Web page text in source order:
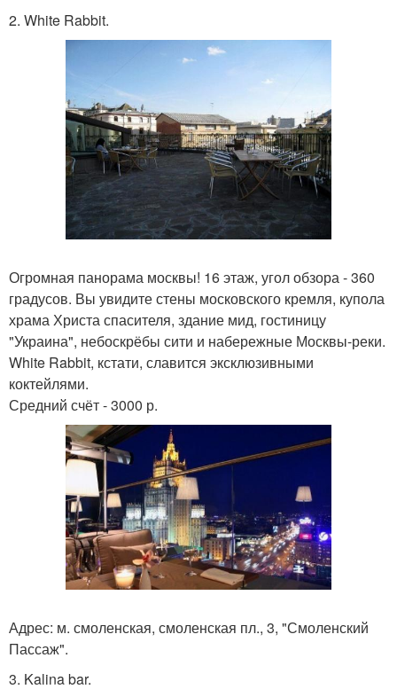
2. White Rabbit.
Огромная панорама москвы! 16 этаж, угол обзора - 360
градусов. Вы увидите стены московского кремля, купола
храма Христа спасителя, здание мид, гостиницу
"Украина", небоскрёбы сити и набережные Москвы-реки.
White Rabbit, кстати, славится эксклюзивными
коктейлями.
Средний счёт - 3000 р.
Адрес: м. смоленская, смоленская пл., 3, "Смоленский
Пассаж".
3. Kalina bar.